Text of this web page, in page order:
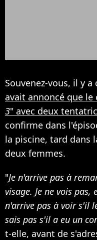
Souvenez-vous, il y
avait annoncé que
3" avec deux
confirme dans
la piscine, tard dans
deux femmes.
"Je n'arrive pas à
visage. Je ne vois pas,
n'arrive pas à voir s'il
sais pas s'il a eu un
t-elle, avant de